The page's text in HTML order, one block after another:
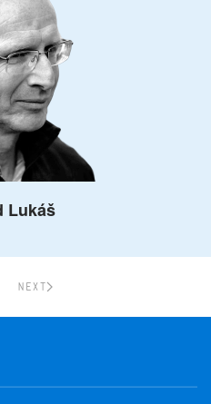
Lukáš
NEXT